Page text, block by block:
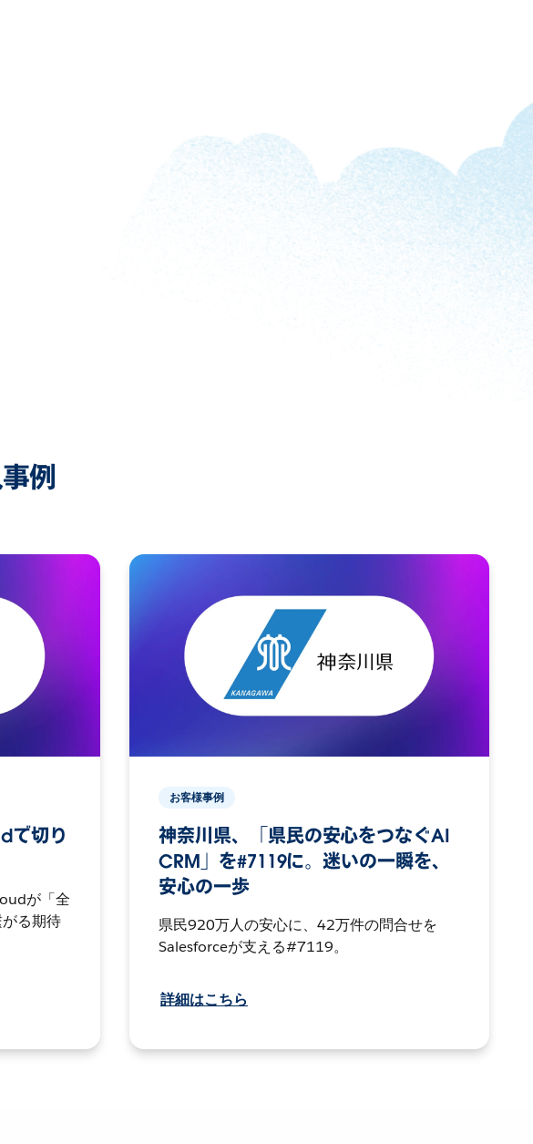
例
で切り
が「全
る期待
お客様事例
神奈川県、「県民の安心をつなぐAI
CRM」を#7119に。迷いの一瞬を、
安心の一歩
県民920万人の安心に、42万件の問合せを
Salesforceが支える#7119。
詳細はこちら